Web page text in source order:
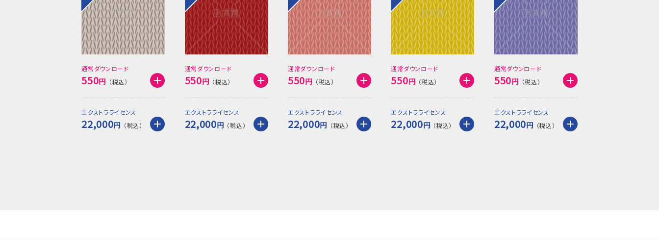
通常ダウンロード
550円
エクストラライセンス
22,000円
通常ダウンロード
550円
エクストラライセンス
22,000円
通常ダウンロード
550円
エクストラライセンス
22,000円
通常ダウンロード
550円
エクストラライセンス
22,000円
通常ダウンロード
550円
エクストラライセンス
22,000円